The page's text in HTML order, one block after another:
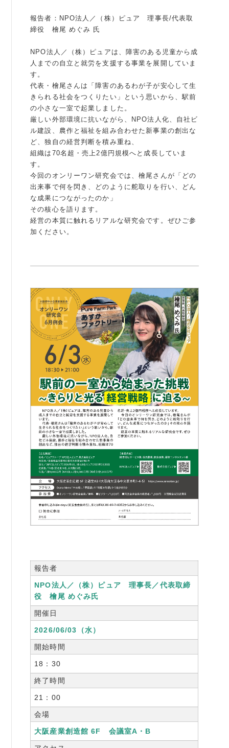
障がい者雇用
キャリア教育
例会案内・活動報告
例会案内・活動報告
入会案内
コラム
書籍紹介
06-6944-1251
FAX: 06-6941-8352
大阪市中央区農人橋2丁目-1-30 谷町八木ビル4F
報告者：NPO法人／（株）ピュア 理事長/代表取
締役 檜尾 めぐみ 氏
NPO法人／（株）ピュアは、障害のある児童から成
人までの自立と就労を支援する事業を展開していま
す。
代表・檜尾さんは「障害のあるわが子が安心して生
きられる社会をつくりたい」という思いから、駅前
の小さな一室で起業しました。
厳しい外部環境に抗いながら、NPO法人化、自社ビ
ル建設、農作と福祉を組み合わせた新事業の創出な
ど、独自の経営判断を積み重ね、
組織は70名超・売上2億円規模へと成長していま
す。
今回のオンリーワン研究会では、檜尾さんが「どの
出来事で何を閃き、どのように舵取りを行い、どん
な成果につながったのか」
その核心を語ります。
経営の本質に触れるリアルな研究会です。ぜひご参
加ください。
報告者
NPO法人／（株）ピュア 理事長／代表取締
役 檜尾 めぐみ氏
開催日
2026/06/03（水）
開始時間
18：30
終了時間
21：00
会場
大阪産業創造館 6F 会議室A・B